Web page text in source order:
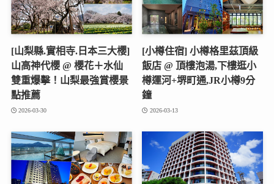
[山梨縣.實相寺.日本三大櫻]
山高神代櫻 @ 櫻花＋水仙
雙重爆擊！山梨最強賞櫻景
點推薦
2026-03-30
[小樽住宿] 小樽格里茲頂級
飯店 @ 頂樓泡湯,下樓逛小
樽運河+堺町通,JR小樽9分
鐘
2026-03-13